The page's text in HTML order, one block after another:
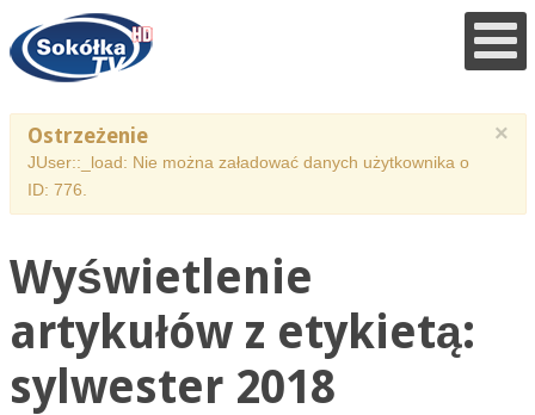
×
Ostrzeżenie
JUser::_load: Nie można załadować danych użytkownika o
ID: 776.
Wyświetlenie
artykułów z etykietą:
sylwester 2018